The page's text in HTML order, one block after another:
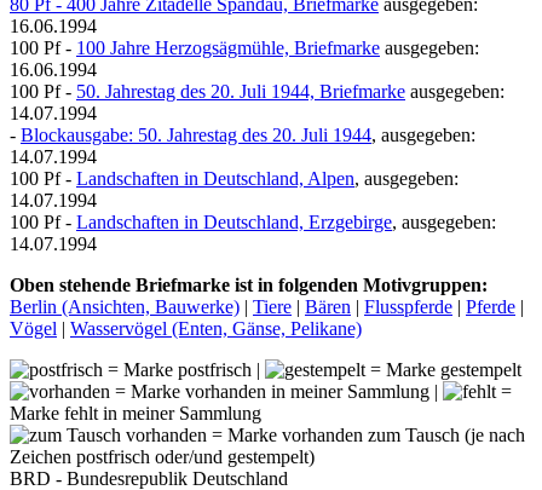
16.06.1994
100 Pf - 100 Jahre Herzogsägmühle, Briefmarke ausgegeben:
16.06.1994
100 Pf - 50. Jahrestag des 20. Juli 1944, Briefmarke ausgegeben:
14.07.1994
- Blockausgabe: 50. Jahrestag des 20. Juli 1944, ausgegeben:
14.07.1994
100 Pf - Landschaften in Deutschland, Alpen, ausgegeben:
14.07.1994
100 Pf - Landschaften in Deutschland, Erzgebirge, ausgegeben:
14.07.1994
Oben stehende Briefmarke ist in folgenden Motivgruppen:
Berlin (Ansichten, Bauwerke) | Tiere | Bären | Flusspferde | Pferde |
Vögel | Wasservögel (Enten, Gänse, Pelikane)
= Marke postfrisch |
= Marke gestempelt
= Marke vorhanden in meiner Sammlung |
=
Marke fehlt in meiner Sammlung
= Marke vorhanden zum Tausch (je nach
Zeichen postfrisch oder/und gestempelt)
BRD - Bundesrepublik Deutschland